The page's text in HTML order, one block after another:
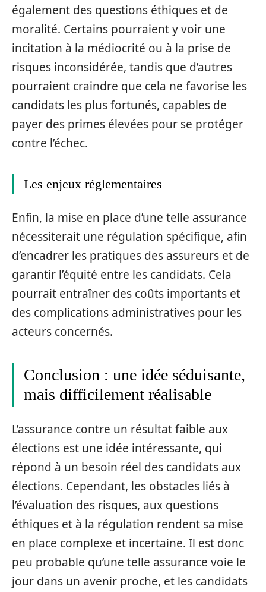
également des questions éthiques et de
moralité. Certains pourraient y voir une
incitation à la médiocrité ou à la prise de
risques inconsidérée, tandis que d’autres
pourraient craindre que cela ne favorise les
candidats les plus fortunés, capables de
payer des primes élevées pour se protéger
contre l’échec.
Les enjeux réglementaires
Enfin, la mise en place d’une telle assurance
nécessiterait une régulation spécifique, afin
d’encadrer les pratiques des assureurs et de
garantir l’équité entre les candidats. Cela
pourrait entraîner des coûts importants et
des complications administratives pour les
acteurs concernés.
Conclusion : une idée séduisante,
mais difficilement réalisable
L’assurance contre un résultat faible aux
élections est une idée intéressante, qui
répond à un besoin réel des candidats aux
élections. Cependant, les obstacles liés à
l’évaluation des risques, aux questions
éthiques et à la régulation rendent sa mise
en place complexe et incertaine. Il est donc
peu probable qu’une telle assurance voie le
jour dans un avenir proche, et les candidats